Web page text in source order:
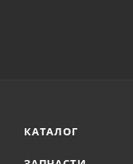
КАТАЛОГ